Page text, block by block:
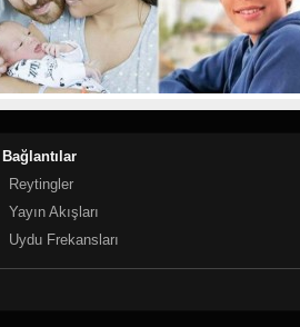
Bağlantılar
Reytingler
Yayın Akışları
Uydu Frekansları